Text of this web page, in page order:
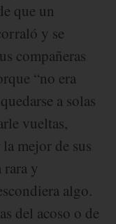
que un
y se
compañeras
“no era
a solas
vueltas,
mejor de sus
rara y
algo.
del acoso o de